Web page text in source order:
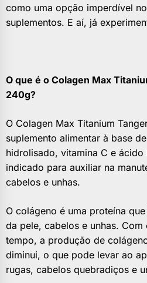
como uma opção imperdível
suplementos. E aí, já
O que é o Colagen Max
240g?
O Colagen Max Titanium
suplemento alimentar à base
hidrolisado, vitamina C e ácido
indicado para auxiliar na
cabelos e unhas.
O colágeno é uma proteína
da pele, cabelos e unhas. Com
tempo, a produção de
diminui, o que pode levar ao
rugas, cabelos quebradiços e